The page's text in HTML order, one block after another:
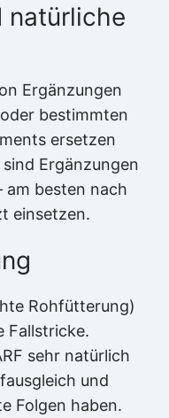
natürliche
Ergänzungen
bestimmten
ersetzen
Ergänzungen
besten nach
einsetzen.
Rohfütterung)
Fallstricke.
sehr natürlich
und
Folgen haben.